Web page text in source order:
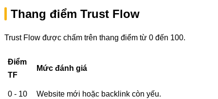
Thang điểm Trust Flow
Trust Flow được chấm trên thang điểm từ 0 đến 100.
Điểm
TF
Mức đánh giá
0 - 10 Website mới hoặc backlink còn yếu.